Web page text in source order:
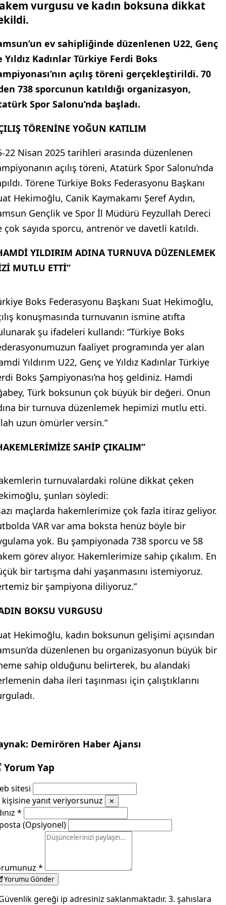
03.06.2026 17:25
70 ilden 738 sporcunun
düzenlenen Kadınlar Türkiye
vurgusu ve kadın boksuna dikkat
ev sahipliğinde düzenlenen U22, Genç
Yıldız Kadınlar Türkiye Ferdi Boks
açılış töreni gerçekleştirildi. 70
738 sporcunun katıldığı organizasyon,
Spor Salonu’nda başladı.
TÖRENİNE YOĞUN KATILIM
Törene Türkiye Boks Federasyonu Başkanı
Hekimoğlu, Canik Kaymakamı Şeref Aydın,
Gençlik ve Spor İl Müdürü Feyzullah Dereci
çok sayıda sporcu, antrenör ve davetli katıldı.
YILDIRIM ADINA TURNUVA DÜZENLEMEK
MUTLU ETTİ”
Boks Federasyonu Başkanı Suat Hekimoğlu,
konuşmasında turnuvanın ismine atıfta
şu ifadeleri kullandı: “Türkiye Boks
Yıldırım U22, Genç ve Yıldız Kadınlar Türkiye
Boks Şampiyonası’na hoş geldiniz. Hamdi
Türk boksunun çok büyük bir değeri. Onun
bir turnuva düzenlemek hepimizi mutlu etti.
uzun ömürler versin.”
SAHİP ÇIKALIM”
şunları söyledi: